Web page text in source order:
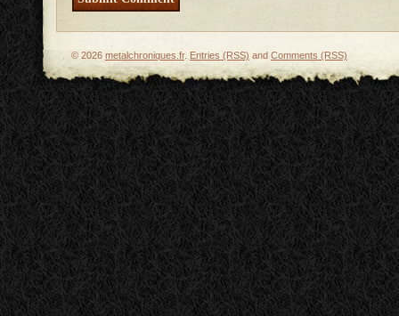
© 2026 metalchroniques.fr. Entries (RSS) and Comments (RSS)